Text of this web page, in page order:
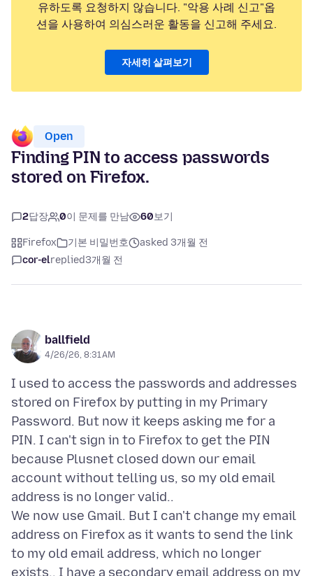
유하도록 요청하지 않습니다. "악용 사례 신고"옵
션을 사용하여 의심스러운 활동을 신고해 주세요.
자세히 살펴보기
Open
Finding PIN to access passwords
stored on Firefox.
2답장 0이 문제를 만남 60보기
Firefox 기본 비밀번호
asked 3개월 전
cor-elreplied3개월 전
ballfield
4/26/26, 8:31 AM
I used to access the passwords and addresses
stored on Firefox by putting in my Primary
Password. But now it keeps asking me for a
PIN. I can't sign in to Firefox to get the PIN
because Plusnet closed down our email
account without telling us, so my old email
address is no longer valid..
We now use Gmail. But I can't change my email
address on Firefox as it wants to send the link
to my old email address, which no longer
exists.. I have a secondary email address on my